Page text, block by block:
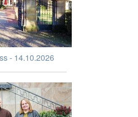
- 14.10.2026